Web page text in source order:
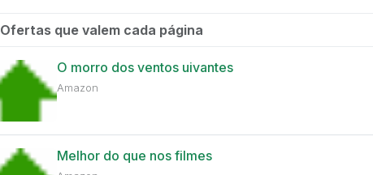
Ofertas que valem cada página
O morro dos ventos uivantes
Amazon
Melhor do que nos filmes